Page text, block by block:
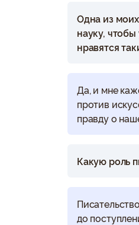
Одна из
науку,
нравятся
Да, и мне
против
правду о
Какую роль
до